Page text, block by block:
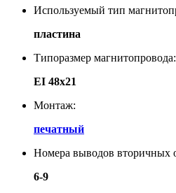
Используемый тип
пластина
Типоразмер магнитопровода:
EI 48x21
Монтаж:
печатный
Номера выводов вторичных
6-9